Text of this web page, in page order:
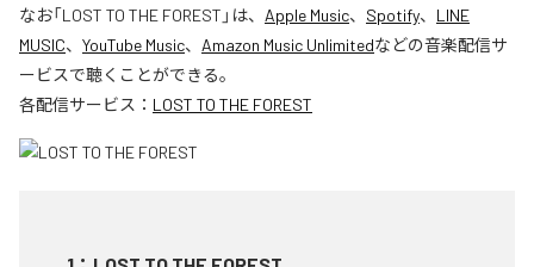
なお「LOST TO THE FOREST 」は、 Apple Music、 Spotify、 LINE
MUSIC、 YouTube Music、 Amazon Music Unlimitedなどの音楽配信サ
ービスで聴くことができる。
各配信サービス： LOST TO THE FOREST